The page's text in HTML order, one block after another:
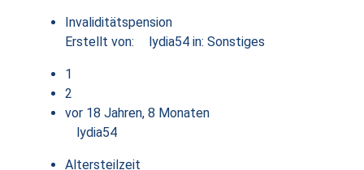
Invaliditätspension
Erstellt von:
lydia54 in: Sonstiges
1
2
vor 18 Jahren, 8 Monaten
lydia54
Altersteilzeit